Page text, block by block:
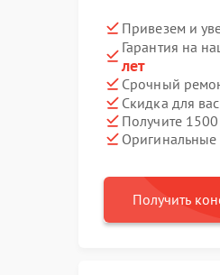
Привезем и
Гарантия на
лет
Срочный
Скидка для
Получите
Получить